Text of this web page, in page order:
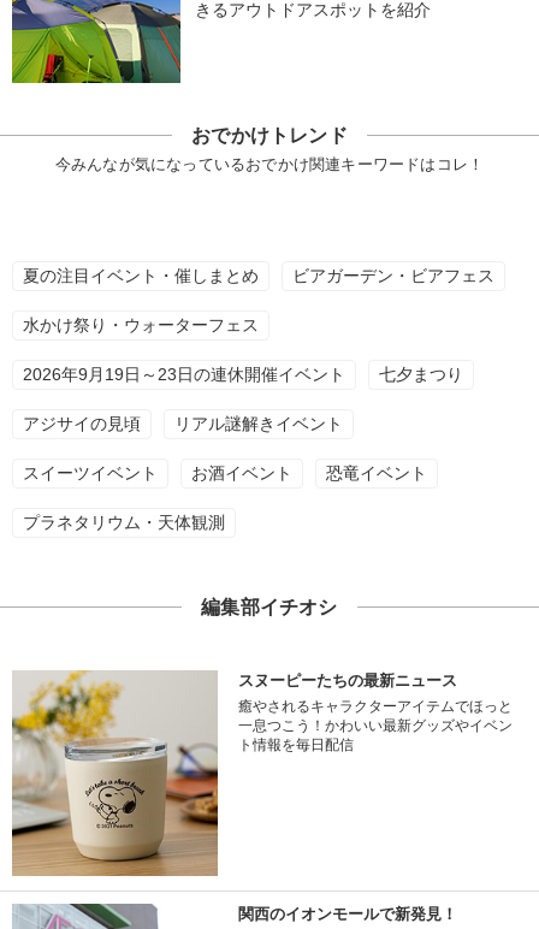
きるアウトドアスポットを紹介
おでかけトレンド
今みんなが気になっているおでかけ関連キーワードはコレ！
夏の注目イベント・催しまとめ ビアガーデン・ビアフェス
水かけ祭り・ウォーターフェス
2026年9月19日～23日の連休開催イベント 七夕まつり
アジサイの見頃 リアル謎解きイベント
スイーツイベント お酒イベント 恐竜イベント
プラネタリウム・天体観測
編集部イチオシ
スヌーピーたちの最新ニュース
癒やされるキャラクターアイテムでほっと
一息つこう！かわいい最新グッズやイベン
ト情報を毎日配信
関西のイオンモールで新発見！